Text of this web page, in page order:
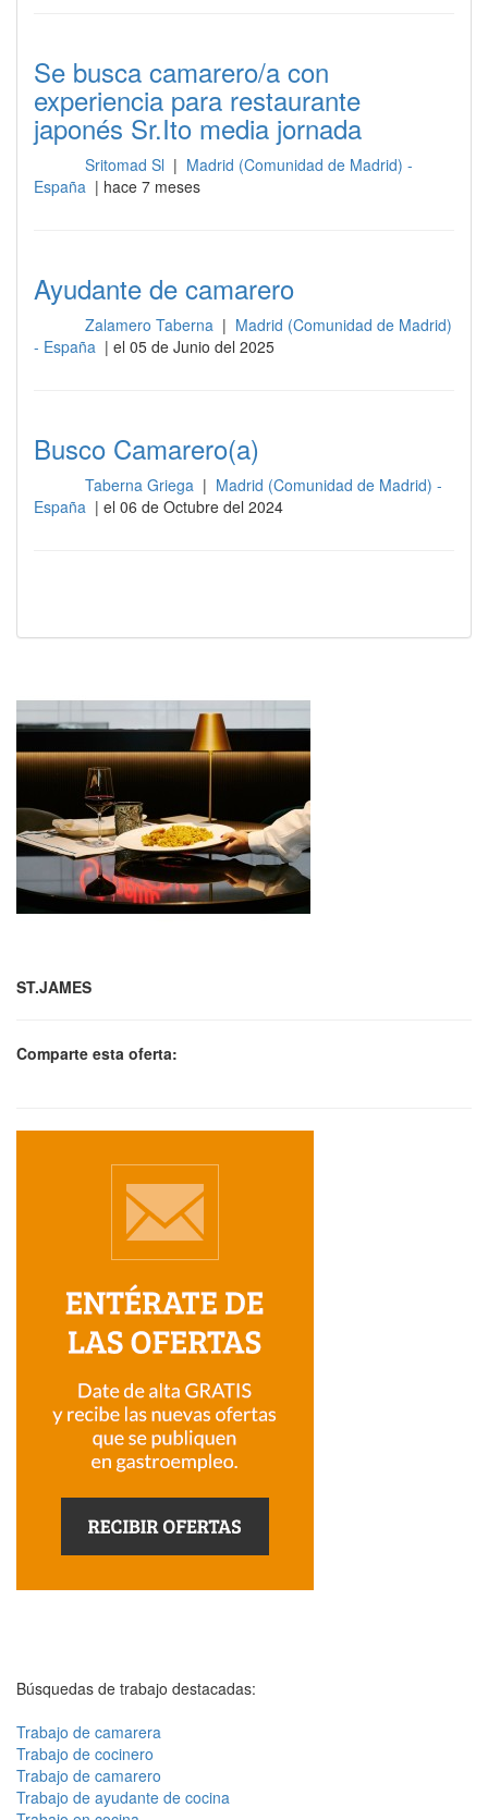
Se busca camarero/a con
experiencia para restaurante
japonés Sr.Ito media jornada
Sritomad Sl | Madrid (Comunidad de Madrid) -
España | hace 7 meses
Ayudante de camarero
Zalamero Taberna | Madrid (Comunidad de Madrid)
- España | el 05 de Junio del 2025
Busco Camarero(a)
Taberna Griega | Madrid (Comunidad de Madrid) -
España | el 06 de Octubre del 2024
ST.JAMES
Comparte esta oferta:
Búsquedas de trabajo destacadas:
Trabajo de camarera
Trabajo de cocinero
Trabajo de camarero
Trabajo de ayudante de cocina